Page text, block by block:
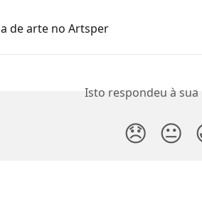
de arte no Artsper
Isto respondeu à
😞 😐